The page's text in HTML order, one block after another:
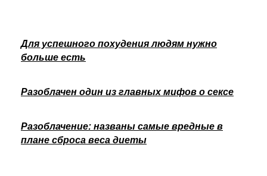
Для успешного похудения людям нужно
больше есть
Разоблачен один из главных мифов о сексе
Разоблачение: названы самые вредные в
плане сброса веса диеты